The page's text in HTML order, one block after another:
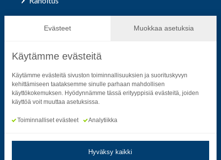
Evästeet Muokkaa asetuksia
Käytämme evästeitä
Käytämme evästeitä sivuston toiminnallisuuksien ja suorituskyvyn
kehittämiseen taataksemme sinulle parhaan mahdollisen
käyttökokemuksen. Hyödynnämme tässä erityyppisiä evästeitä, joiden
käyttöä voit muuttaa asetuksissa.
Toiminnalliset evästeet Analytiikka
Hyväksy kaikki
Hallinto ja päätöksenteko
Seuraa sosiaalisessa mediassa
Neliön mallinen ikoni, joka kuvastaa f-kirjainta.
Neliön mallinen ikoni, joka kuvastaa f-kirjainta.
Neliön mallinen ikoni, joka kuvastaa
Neliön mallinen ikoni, jonka
Neliön mallinen ikoni,
Neliön mallinen